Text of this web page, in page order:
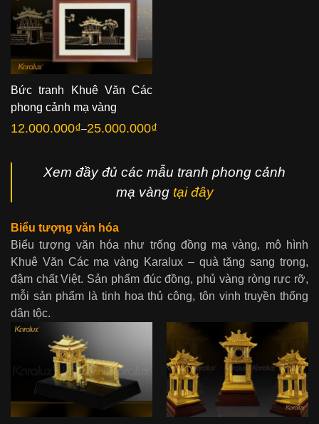
Bức tranh Khuê Văn Các
phong cảnh mạ vàng
12.000.000₫–25.000.000₫
Khoảng
25.000.000₫Xem đầy đủ các mẫu tranh phong cảnh
mạ vàng tại đây
Biểu tượng văn hóa
Biểu tượng văn hóa như trống đồng mạ vàng, mô hình
Khuê Văn Các mạ vàng Karalux – quà tặng sang trọng,
đậm chất Việt. Sản phẩm đúc đồng, phủ vàng ròng rực rỡ,
mỗi sản phẩm là tinh hoa thủ công, tôn vinh truyền thống
dân tộc.